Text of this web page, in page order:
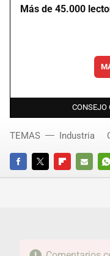
Más de 45.000
CONSEJO
FACEBOOKTWITTERFLIPBOARD
E-
TEMAS Industria